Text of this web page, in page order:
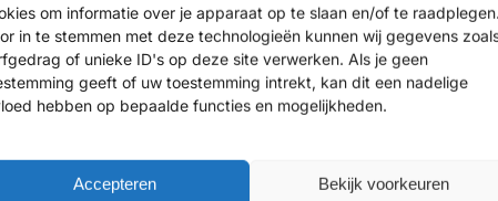
om informatie over je apparaat op te slaan en/of te raadplegen.
in te stemmen met deze technologieën kunnen wij gegevens
of unieke ID's op deze site verwerken. Als je geen
geeft of uw toestemming intrekt, kan dit een nadelige
hebben op bepaalde functies en mogelijkheden.
Accepteren Bekijk voorkeuren
dat het aangeboden hulpmiddel niet goed